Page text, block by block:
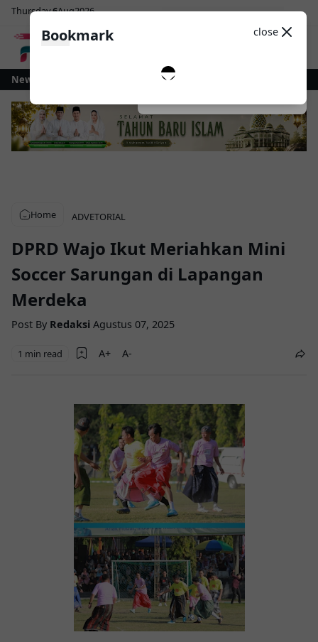
Thursday6Aug2026
Light
News
Kotamobagu Gelontorkan Rp1 Miliar untuk Revitalisasi Alun-Alun Paloko
Home ADVETORIAL
DPRD Wajo Ikut Meriahkan Mini
Soccer Sarungan di Lapangan
Merdeka
Post By Redaksi Agustus 07, 2025
1 min read
Bookmark close